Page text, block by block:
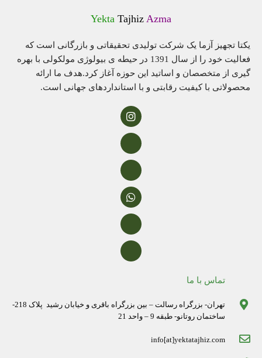
Yekta Tajhiz Azma
یکتا تجهیز آزما یک شرکت تولیدی تحقیقاتی و بازرگانی است که
فعالیت خود را از سال 1391 در حیطه ی بیولوژی مولکولی با بهره
گیری از متخصصان و اساتید این حوزه آغاز کرد.هدف ما ارائه
محصولاتی با کیفیت رقابتی و با استانداردهای جهانی است.
تماس با ما
تهران- بزرگراه رسالت – بین بزرگراه باقری و خیابان رشید پلاک 218-
ساختمان روتانو- طبقه 9 – واحد 21
info[at]yektatajhiz.com